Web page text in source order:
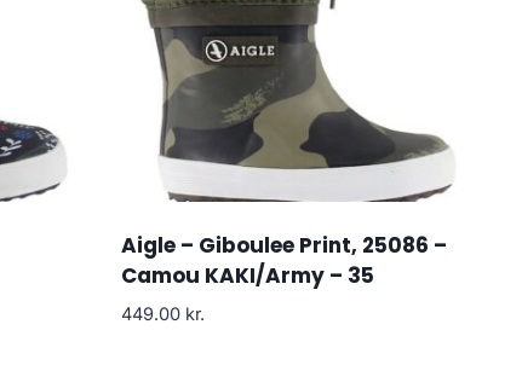
Aigle – Giboulee Print, 25086 –
Camou KAKI/Army – 35
449.00 kr.